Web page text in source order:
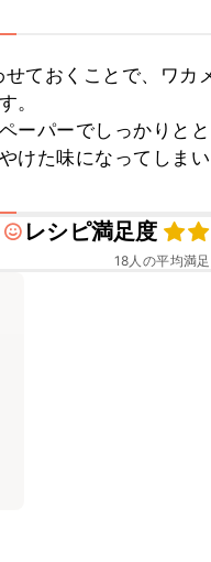
ておくことで、ワカ
。
ーパーでしっかりと
けた味になってしまい
レシピ満足度
18人の平均満